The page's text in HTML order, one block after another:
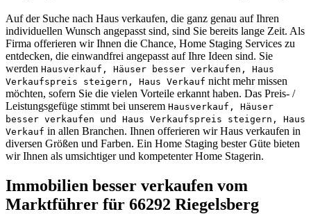
Auf der Suche nach Haus verkaufen, die ganz genau auf Ihren
individuellen Wunsch angepasst sind, sind Sie bereits lange Zeit. Als
Firma offerieren wir Ihnen die Chance, Home Staging Services zu
entdecken, die einwandfrei angepasst auf Ihre Ideen sind. Sie
werden Hausverkauf, Häuser besser verkaufen, Haus
Verkaufspreis steigern, Haus Verkauf nicht mehr missen
möchten, sofern Sie die vielen Vorteile erkannt haben. Das Preis- /
Leistungsgefüge stimmt bei unserem Hausverkauf, Häuser
besser verkaufen und Haus Verkaufspreis steigern, Haus
Verkauf in allen Branchen. Ihnen offerieren wir Haus verkaufen in
diversen Größen und Farben. Ein Home Staging bester Güte bieten
wir Ihnen als umsichtiger und kompetenter Home Stagerin.
Immobilien besser verkaufen vom
Marktführer für 66292 Riegelsberg